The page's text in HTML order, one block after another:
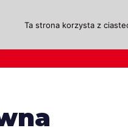
Ta strona korzysta z